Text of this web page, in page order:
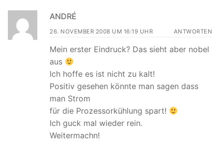
ANDRÉ
26. NOVEMBER 2008 UM 16:19 UHR ANTWORTEN
Mein erster Eindruck? Das sieht aber nobel
aus
Ich hoffe es ist nicht zu kalt!
Positiv gesehen könnte man sagen dass
man Strom
für die Prozessorkühlung spart!
Ich guck mal wieder rein.
Weitermachn!